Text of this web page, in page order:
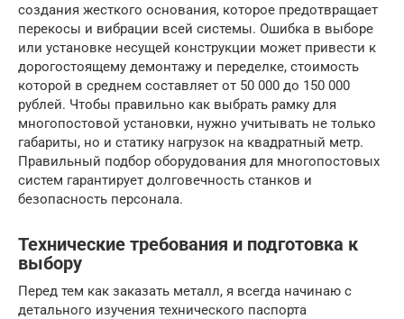
создания жесткого основания, которое предотвращает
перекосы и вибрации всей системы. Ошибка в выборе
или установке несущей конструкции может привести к
дорогостоящему демонтажу и переделке, стоимость
которой в среднем составляет от 50 000 до 150 000
рублей. Чтобы правильно как выбрать рамку для
многопостовой установки, нужно учитывать не только
габариты, но и статику нагрузок на квадратный метр.
Правильный подбор оборудования для многопостовых
систем гарантирует долговечность станков и
безопасность персонала.
Технические требования и подготовка к
выбору
Перед тем как заказать металл, я всегда начинаю с
детального изучения технического паспорта